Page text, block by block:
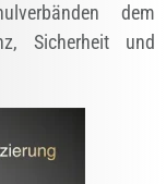
dem
Sicherheit und